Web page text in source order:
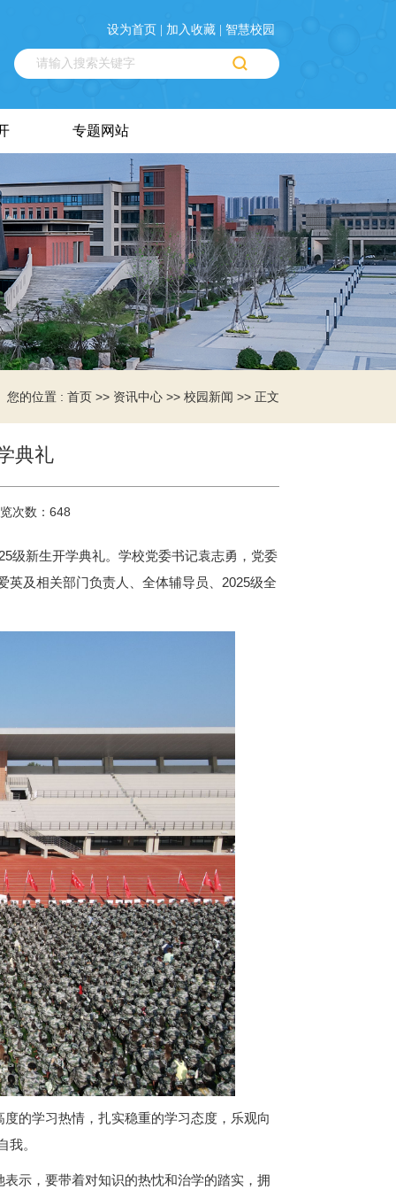
设为首页 | 加入收藏 | 智慧校园
专题网站
您的位置 : 首页 >> 资讯中心 >> 校园新闻 >> 正文
典礼
次数： 648
级新生开学典礼。学校党委书记袁志勇，党委
及相关部门负责人、全体辅导员、2025级全
的学习热情，扎实稳重的学习态度，乐观向
。
示，要带着对知识的热忱和治学的踏实，拥